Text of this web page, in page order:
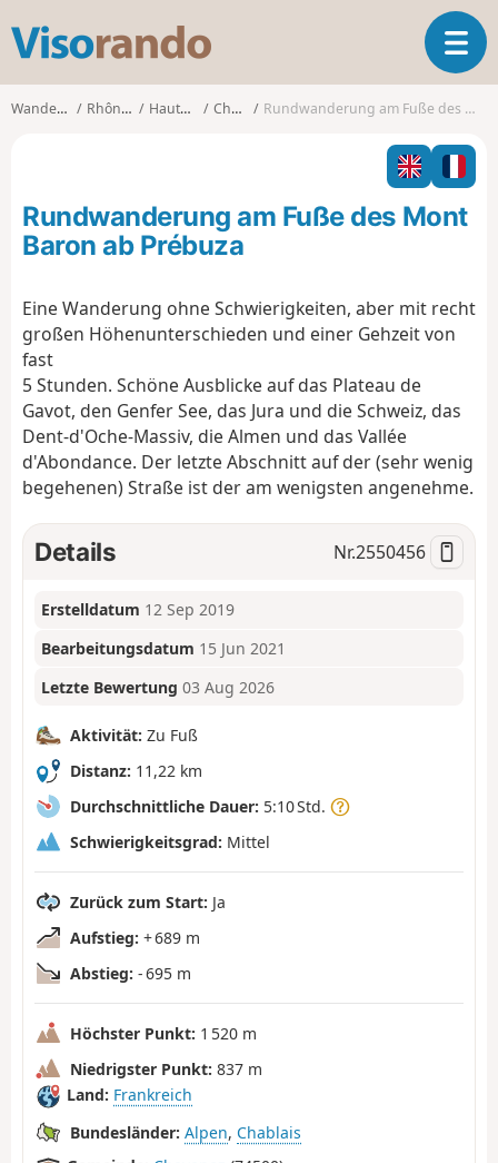
s
o
o
T
o
l
n
a
a
n
Wanderungen Rhône-Alpes Haute-Savoie Chevenoz Rundwanderung am Fuße des Mont Baron ab Prébuza
Rundwanderung am Fuße des Mont
Baron ab Prébuza
Eine Wanderung ohne Schwierigkeiten, aber mit recht
großen Höhenunterschieden und einer Gehzeit von
fast
5 Stunden. Schöne Ausblicke auf das Plateau de
Gavot, den Genfer See, das Jura und die Schweiz, das
Dent-d'Oche-Massiv, die Almen und das Vallée
d'Abondance. Der letzte Abschnitt auf der (sehr wenig
begehenen) Straße ist der am wenigsten angenehme.
Details Nr.2550456
Erstelldatum 12 Sep 2019
Bearbeitungsdatum 15 Jun 2021
Letzte Bewertung 03 Aug 2026
Aktivität: Zu Fuß
Distanz: 11,22 km
Durchschnittliche Dauer: 5:10 Std.
Schwierigkeitsgrad: Mittel
Zurück zum Start: Ja
Aufstieg: + 689 m
Abstieg: - 695 m
Höchster Punkt: 1 520 m
Niedrigster Punkt: 837 m
Land: Frankreich
Bundesländer: Alpen, Chablais